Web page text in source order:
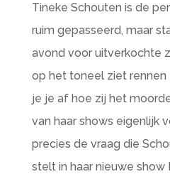
Tineke Schouten is de
ruim gepasseerd, maar
avond voor uitverkochte
op het toneel ziet rennen
je je af hoe zij het
van haar shows eigenlijk
precies de vraag die
stelt in haar nieuwe show